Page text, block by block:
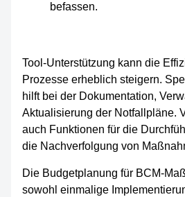
Tool-Unterstützung kann die
Prozesse erheblich steigern.
hilft bei der Dokumentation,
Aktualisierung der Notfallpläne.
auch Funktionen für die
die Nachverfolgung von
Die Budgetplanung für BCM-
sowohl einmalige